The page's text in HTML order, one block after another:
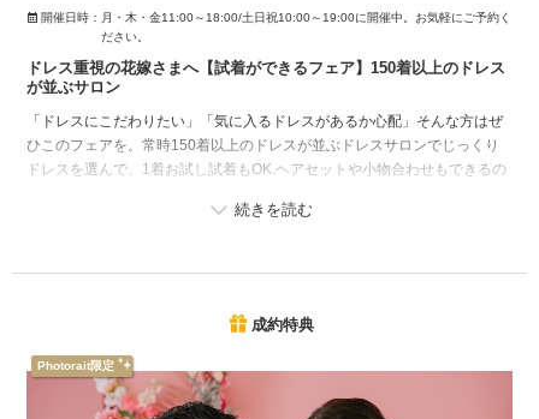
開催日時： 月・木・金11:00～18:00/土日祝10:00～19:00に開催中。お気軽にご予約く
ださい。
ドレス重視の花嫁さまへ【試着ができるフェア】150着以上のドレス
が並ぶサロン
「ドレスにこだわりたい」「気に入るドレスがあるか心配」そんな方はぜ
ひこのフェアを。常時150着以上のドレスが並ぶドレスサロンでじっくり
ドレスを選んで、1着お試し試着もOK.ヘアセットや小物合わせもできるの
成約特典
Photorait限定